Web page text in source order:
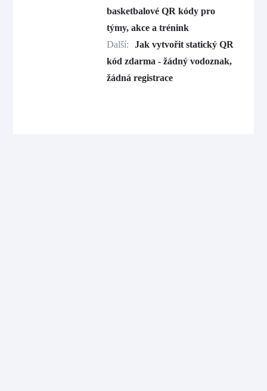
basketbalové QR kódy pro
týmy, akce a trénink
Další:
Jak vytvořit statický QR
kód zdarma - žádný vodoznak,
žádná registrace